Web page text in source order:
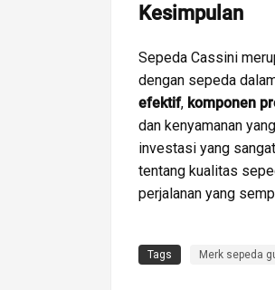
Kesimpulan
Sepeda Cassini
dengan sepeda
efektif, komponen
dan kenyamanan
investasi yang
tentang kualitas
perjalanan yang
Tags Merk sepeda